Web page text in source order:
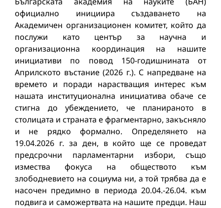
официално инициира създаването на
Академичен организационен комитет, който да
послужи като център за научна и
организационна координация на нашите
инициативи по повод 150-годишнината от
Априлското въстание (2026 г.). С напредване на
времето и поради нарастващия интерес към
нашата институционална инициатива обаче се
стигна до убеждението, че планираното в
столицата и страната е фрагментарно, закъсняло
и не рядко формално. Определянето на
19.04.2026 г. за ден, в който ще се проведат
предсрочни парламентарни избори, също
измества фокуса на обществото към
злободневието на социума ни, а той трябва да е
насочен предимно в периода 20.04.-26.04. към
подвига и саможертвата на нашите предци. Наш